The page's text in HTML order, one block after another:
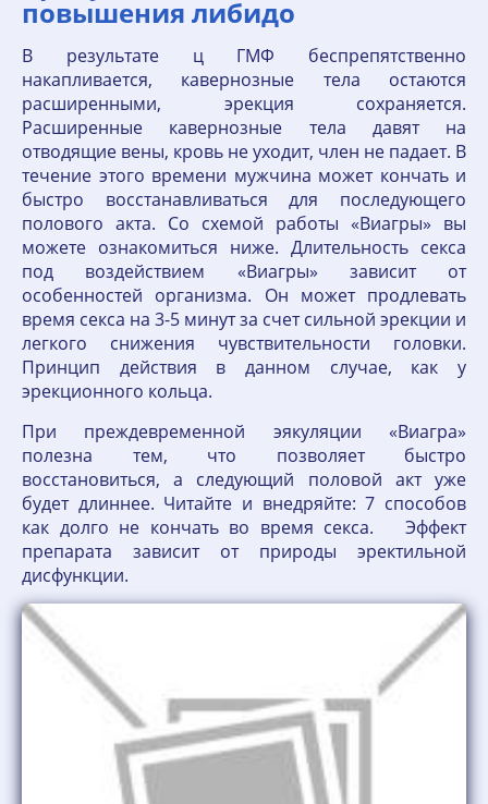
повышения либидо
В результате ц ГМФ беспрепятственно
накапливается, кавернозные тела остаются
расширенными, эрекция сохраняется.
Расширенные кавернозные тела давят на
отводящие вены, кровь не уходит, член не падает. В
течение этого времени мужчина может кончать и
быстро восстанавливаться для последующего
полового акта. Со схемой работы «Виагры» вы
можете ознакомиться ниже. Длительность секса
под воздействием «Виагры» зависит от
особенностей организма. Он может продлевать
время секса на 3-5 минут за счет сильной эрекции и
легкого снижения чувствительности головки.
Принцип действия в данном случае, как у
эрекционного кольца.
При преждевременной эякуляции «Виагра»
полезна тем, что позволяет быстро
восстановиться, а следующий половой акт уже
будет длиннее. Читайте и внедряйте: 7 способов
как долго не кончать во время секса. Эффект
препарата зависит от природы эректильной
дисфункции.